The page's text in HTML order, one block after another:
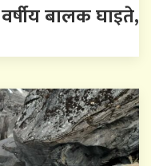
बालक घाइते,